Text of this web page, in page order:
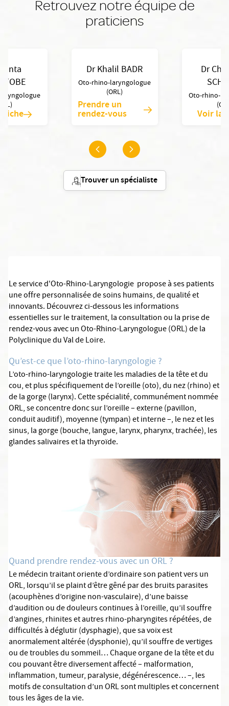
Retrouvez notre équipe de
praticiens
Dr Khalil BADR
Oto-rhino-laryngologue
(ORL)
Prendre un
rendez-vous
Dr
Oto-rhino-
Voir la
fiche
Trouver un spécialiste
Le service d'Oto-Rhino-Laryngologie propose à ses patients
une offre personnalisée de soins humains, de qualité et
innovants. Découvrez ci-dessous les informations
essentielles sur le traitement, la consultation ou la prise de
rendez-vous avec un Oto-Rhino-Laryngologue (ORL) de la
Polyclinique du Val de Loire.
Qu’est-ce que l’oto-rhino-laryngologie ?
L’oto-rhino-laryngologie traite les maladies de la tête et du
cou, et plus spécifiquement de l’oreille (oto), du nez (rhino) et
de la gorge (larynx). Cette spécialité, communément nommée
ORL, se concentre donc sur l’oreille – externe (pavillon,
conduit auditif), moyenne (tympan) et interne –, le nez et les
sinus, la gorge (bouche, langue, larynx, pharynx, trachée), les
glandes salivaires et la thyroïde.
Quand prendre rendez-vous avec un ORL ?
Le médecin traitant oriente d’ordinaire son patient vers un
ORL, lorsqu’il se plaint d’être gêné par des bruits parasites
(acouphènes d’origine non-vasculaire), d’une baisse
d’audition ou de douleurs continues à l’oreille, qu’il souffre
d’angines, rhinites et autres rhino-pharyngites répétées, de
difficultés à déglutir (dysphagie), que sa voix est
anormalement altérée (dysphonie), qu’il souffre de vertiges
ou de troubles du sommeil… Chaque organe de la tête et du
cou pouvant être diversement affecté – malformation,
inflammation, tumeur, paralysie, dégénérescence… –, les
motifs de consultation d’un ORL sont multiples et concernent
tous les âges de la vie.